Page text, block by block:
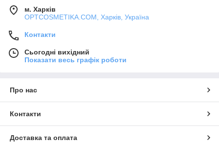
м. Харків
OPTCOSMETIKA.COM, Харків, Україна
Контакти
Сьогодні вихідний
Показати весь графік роботи
Про нас
Контакти
Доставка та оплата